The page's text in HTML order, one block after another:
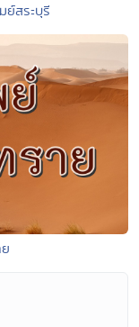
สระบุรี